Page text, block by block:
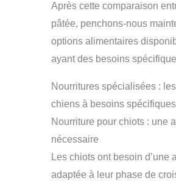
Après cette comparaison
pâtée, penchons-nous
options alimentaires
ayant des besoins
Nourritures spécialisées :
chiens à besoins spécifiques
Nourriture pour chiots : une
nécessaire
Les chiots ont besoin d’une
adaptée à leur phase de